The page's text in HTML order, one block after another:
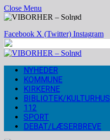
Close Menu
Facebook X (Twitter) Instagram
NYHEDER
KOMMUNE
KIRKERNE
BIBLIOTEK/KULTURHUS
112
SPORT
DEBAT/LÆSERBREVE